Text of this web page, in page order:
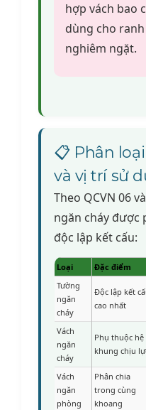
hợp vách bao
dùng cho
nghiêm ngặt.
📋 Phân
và vị trí sử
Theo QCVN 06
ngăn cháy được
độc lập kết cấu:
Loại Đặc điểm
Tường
ngăn
cháy
Độc lập kết
cao nhất
Vách
ngăn
cháy
Phụ thuộc hệ
khung chịu
Vách
ngăn
phòng
Phân chia
trong cùng
khoang